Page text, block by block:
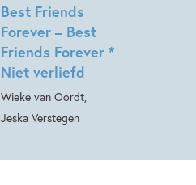
Best Friends
Forever – Best
Friends Forever *
Niet verliefd
Wieke van Oordt,
Jeska Verstegen